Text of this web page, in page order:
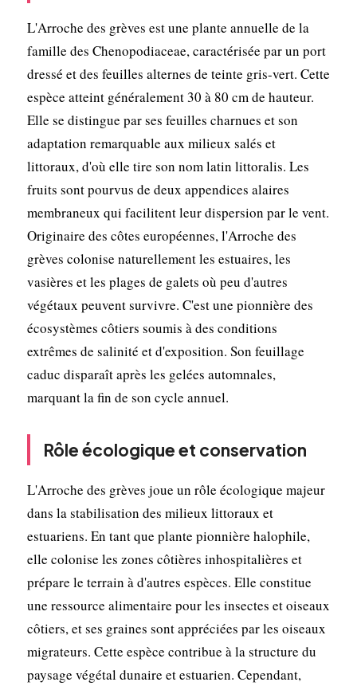
L'Arroche des grèves est une plante annuelle de la
famille des Chenopodiaceae, caractérisée par un port
dressé et des feuilles alternes de teinte gris-vert. Cette
espèce atteint généralement 30 à 80 cm de hauteur.
Elle se distingue par ses feuilles charnues et son
adaptation remarquable aux milieux salés et
littoraux, d'où elle tire son nom latin littoralis. Les
fruits sont pourvus de deux appendices alaires
membraneux qui facilitent leur dispersion par le vent.
Originaire des côtes européennes, l'Arroche des
grèves colonise naturellement les estuaires, les
vasières et les plages de galets où peu d'autres
végétaux peuvent survivre. C'est une pionnière des
écosystèmes côtiers soumis à des conditions
extrêmes de salinité et d'exposition. Son feuillage
caduc disparaît après les gelées automnales,
marquant la fin de son cycle annuel.
Rôle écologique et conservation
L'Arroche des grèves joue un rôle écologique majeur
dans la stabilisation des milieux littoraux et
estuariens. En tant que plante pionnière halophile,
elle colonise les zones côtières inhospitalières et
prépare le terrain à d'autres espèces. Elle constitue
une ressource alimentaire pour les insectes et oiseaux
côtiers, et ses graines sont appréciées par les oiseaux
migrateurs. Cette espèce contribue à la structure du
paysage végétal dunaire et estuarien. Cependant,